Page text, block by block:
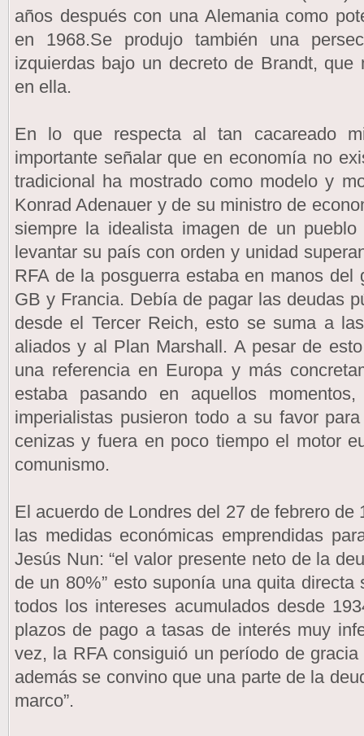
años después con una Alemania como
en 1968.Se produjo también una
izquierdas bajo un decreto de Brandt, que
en ella.
En lo que respecta al tan cacareado
importante señalar que en economía no
tradicional ha mostrado como modelo y
Konrad Adenauer y de su ministro de
siempre la idealista imagen de un
levantar su país con orden y unidad
RFA de la posguerra estaba en manos
GB y Francia. Debía de pagar las deudas
desde el Tercer Reich, esto se suma a
aliados y al Plan Marshall. A pesar de
una referencia en Europa y más
estaba pasando en aquellos
imperialistas pusieron todo a su favor
cenizas y fuera en poco tiempo el motor
comunismo.
El acuerdo de Londres del 27 de febrero
las medidas económicas emprendidas
Jesús Nun: “el valor presente neto de la
de un 80%” esto suponía una quita
todos los intereses acumulados desde
plazos de pago a tasas de interés muy
vez, la RFA consiguió un período de
además se convino que una parte de la
marco”.